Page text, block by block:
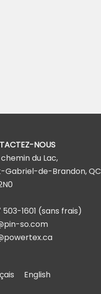
NOUS
chemin du Lac,
Gabriel-de-Brandon, QC
503-1601 (sans frais)
so.com
English